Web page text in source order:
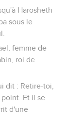
Harosheth
sous le
femme de
roi de
dit : Retire-toi,
Et il se
d'une